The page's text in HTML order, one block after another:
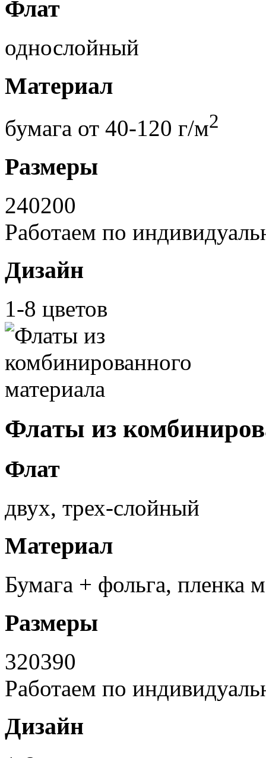
Флат
однослойный
Материал
бумага от 40-120 г/м2
Размеры
240200
Работаем по
Дизайн
1-8 цветов
Флаты из
Флат
двух, трех-слойный
Материал
Бумага + фольга, пленка
Размеры
320390
Работаем по
Дизайн